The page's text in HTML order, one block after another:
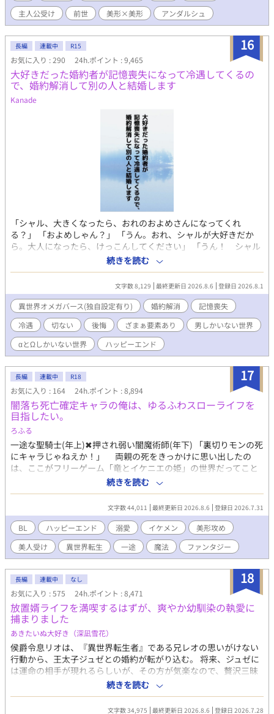
ら。これからは我慢も自重もしない。転生する前に、女神から与
えられた強運という祝福と無敵の魔法で、これまで虐げられてき
たサフィラスは人生を謳歌することを決意する！主人公が1ミリも
ピンチに陥らないお気楽な話です。恋愛＆ラブHは物語後半に予
定。
主人公受け 前世 美形×美形 アンダルシュ
16
長編 連載中 R15
お気に入り : 290 24h.ポイント : 9,465
大好きだった婚約者が記憶喪失になって冷遇してくるの
で、婚約解消して別の人と結婚します
Kanade
「シャル、大きくなったら、おれのおよめさんになってくれ
る？」 「およめしゃん？」 「うん。おれ、シャルが大好きだか
ら。大人になったら、けっこんしてください」 「うん！ シャル
もリュシーしゃま、だいしゅき！ およめしゃん、なる！」
✩ ✩ ✩ 幼き日に交わした『約束』。その約束が果たされた
のは、シャーロットが十二歳、リュシオンが十七歳のとき。 そ
れから三年。リュシオンが事故により記憶喪失になったことで、
全てが狂っていく――。 ――――――――――― ✻男しかいな
い、αとΩしかいない世界観なので、女性やβといった概念は出て
きません。 ✻独自設定の異世界オメガバースです。 ✻4話までは毎
日更新。その後は週3話の更新を目指します。執筆しながらの更
新、遅筆なのでゆっくりペースにはなりますが、完結は保証いた
うございます😊
続きを読む
文字数 8,129 最終更新日 2026.8.6 登録日 2026.8.1
異世界オメガバース(独自設定有り) 婚約解消
記憶喪失
冷遇
切ない 後悔 ざまぁ要素あり
男しかいない世界
αとΩしかいない世界
ハッピーエンド
17
長編 連載中 R18
お気に入り : 164 24h.ポイント : 8,894
闇落ち死亡確定キャラの俺は、ゆるふわスローライフを
目指したい。
ろふる
一途な聖騎士(年上)✖︎押され弱い闇魔術師(年下) 「裏切りモンの死
にキャラじゃねえか！」 両親の死をきっかけに思い出したの
は、ここがフリーゲーム「竜とイケニエの姫」の世界だってこと
と、その中でも不人気キャラである闇魔術師ウィリアムに転生し
たってことだ。 主人公と敵対し死亡する運命なんて認められる
わけがない！ せっかくの異世界転生、俺は血生臭いことから離
れてゆるふわスローライフを楽しみたい。 手始めに、モンスタ
ーをボコしてレベルアップ。強くなって金持ちになって、他国に
逃げてやろうじゃねえの！ ——と思ってたのに、原作では天敵
となる聖騎士アルフェンと出会ってしまい冒険者チームを組むこ
とになって、何が奴の琴線に触れたのか懐かれて!? 自分の命が
一番大切だったはずなのに、どんどん他にも大切な物が増えてい
ってしまう。こうなったら俺の人生を面白おかしく豊かにする為
にも、最良の未来を掴み取りに行ってやる！ １章２章は毎日投稿
(12:10)になります。日曜日は２話投稿です。 R-18展開は主人公達
が大人になってからになります。 ※「ムーンライトノベルズ」に
て同時掲載中です。
続きを読む
文字数 44,011 最終更新日 2026.8.6 登録日 2026.7.31
BL ハッピーエンド 溺愛 イケメン
美形攻め
美人受け
異世界転生 一途 魔法 ファンタジー
18
長編 連載中 なし
お気に入り : 575 24h.ポイント : 8,471
放置婿ライフを満喫するはずが、爽やか幼馴染の執愛に
捕まりました
あきたいぬ大好き（深凪雪花）
侯爵令息リオは、『異世界転生者』である兄レオの思いがけない
行動から、王太子ジュゼとの婚約が転がり込む。 将来、ジュゼに
は運命の相手が現れるらしいが、その方が気楽なので、贅沢三昧
な後宮暮らしを楽しみにしていた。 十数年後、無事にジュゼに婿
入りして子どもを授かるが、なんと幼馴染に下賜されることにな
続きを読む
文字数 34,975 最終更新日 2026.8.6 登録日 2026.7.28